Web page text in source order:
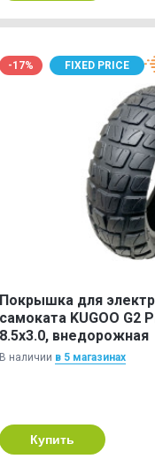
-17% FIXED PRICE
Покрышка для
самоката KUGOO G2
8.5х3.0, внедорожная
В наличии в 5 магазинах
Купить